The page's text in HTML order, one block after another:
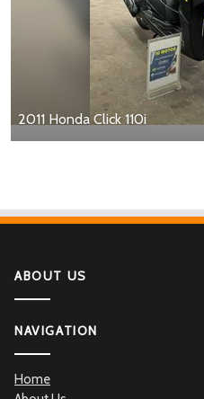
2011 Honda Click 110i
ABOUT US
NAVIGATION
Home